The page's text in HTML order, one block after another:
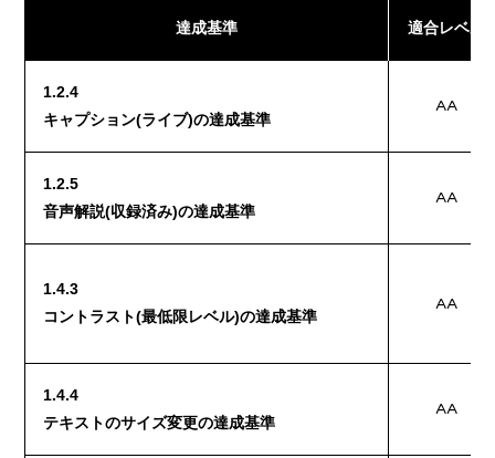
達成基準 適合レベル
1.2.4
キャプション(ライブ)の達成基準
AA
1.2.5
音声解説(収録済み)の達成基準
AA
1.4.3
コントラスト(最低限レベル)の達成基準
AA
1.4.4
テキストのサイズ変更の達成基準
AA